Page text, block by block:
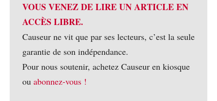
VOUS VENEZ DE LIRE UN ARTICLE EN
ACCÈS LIBRE.
Causeur ne vit que par ses lecteurs, c’est la seule
garantie de son indépendance.
Pour nous soutenir, achetez Causeur en kiosque
ou abonnez-vous !